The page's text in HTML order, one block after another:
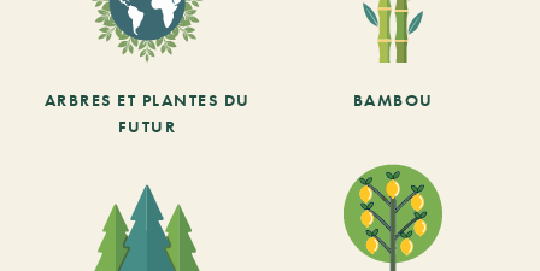
ARBRES ET PLANTES DU
FUTUR
BAMBOU